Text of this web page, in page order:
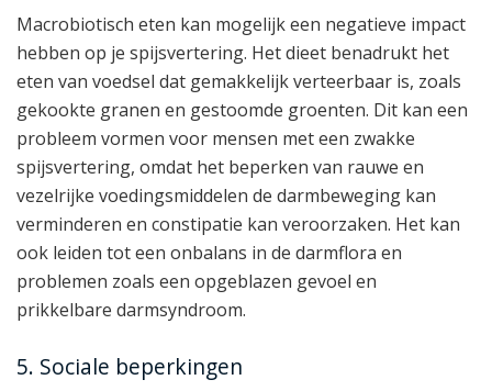
Macrobiotisch eten kan mogelijk een negatieve impact
hebben op je spijsvertering. Het dieet benadrukt het
eten van voedsel dat gemakkelijk verteerbaar is, zoals
gekookte granen en gestoomde groenten. Dit kan een
probleem vormen voor mensen met een zwakke
spijsvertering, omdat het beperken van rauwe en
vezelrijke voedingsmiddelen de darmbeweging kan
verminderen en constipatie kan veroorzaken. Het kan
ook leiden tot een onbalans in de darmflora en
problemen zoals een opgeblazen gevoel en
prikkelbare darmsyndroom.
5. Sociale beperkingen